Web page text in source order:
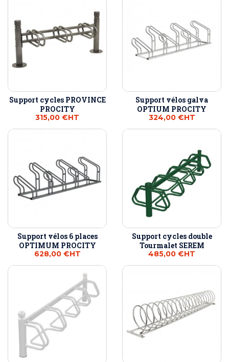
Support cycles PROVINCE
PROCITY
315,00 €HT
Support vélos galva
OPTIUM PROCITY
324,00 €HT
Support vélos 6 places
OPTIMUM PROCITY
628,00 €HT
Support cycles double
Tourmalet SEREM
485,00 €HT